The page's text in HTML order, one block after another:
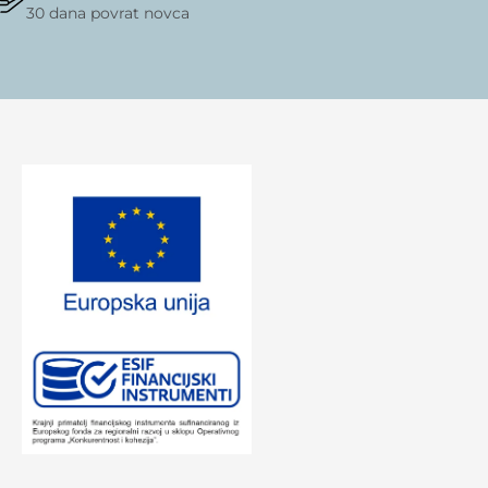
30 dana povrat novca